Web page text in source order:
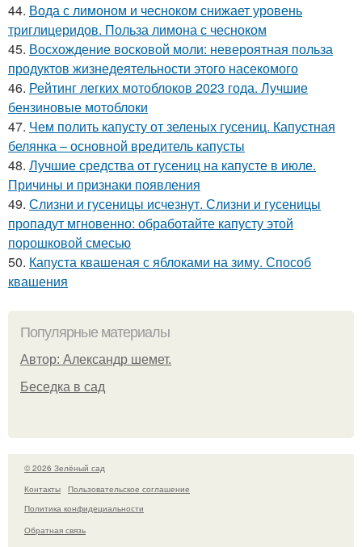
44. Вода с лимоном и чесноком снижает уровень
триглицеридов. Польза лимона с чесноком
45. Восхождение восковой моли: невероятная польза
продуктов жизнедеятельности этого насекомого
46. Рейтинг легких мотоблоков 2023 года. Лучшие
бензиновые мотоблоки
47. Чем полить капусту от зеленых гусениц. Капустная
белянка – основной вредитель капусты
48. Лучшие средства от гусениц на капусте в июле.
Причины и признаки появления
49. Слизни и гусеницы исчезнут. Слизни и гусеницы
пропадут мгновенно: обработайте капусту этой
порошковой смесью
50. Капуста квашеная с яблоками на зиму. Способ
квашения
Популярные материалы
Автор: Александр шемет.
Беседка в сад
© 2026 Зелёный сад
Контакты
Пользовательское соглашение
Политика конфидециальности
Обратная связь